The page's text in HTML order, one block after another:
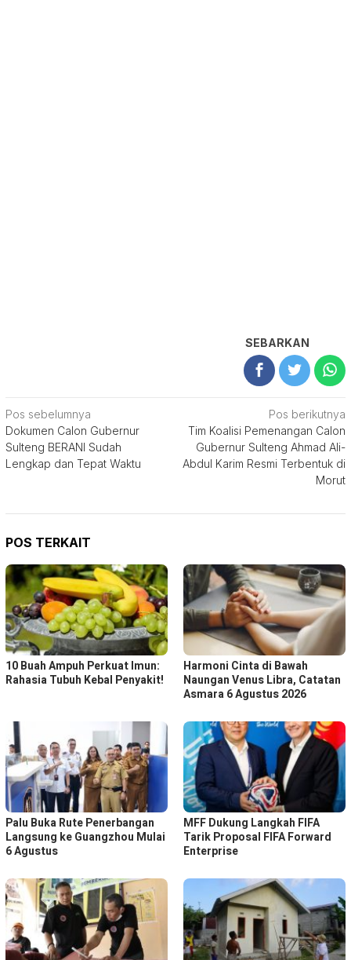
SEBARKAN
Navigasi
pos
Pos sebelumnya
Dokumen Calon Gubernur
Sulteng BERANI Sudah
Lengkap dan Tepat Waktu
Pos berikutnya
Tim Koalisi Pemenangan Calon
Gubernur Sulteng Ahmad Ali-
Abdul Karim Resmi Terbentuk di
Morut
POS TERKAIT
10 Buah Ampuh Perkuat Imun:
Rahasia Tubuh Kebal Penyakit!
Harmoni Cinta di Bawah
Naungan Venus Libra, Catatan
Asmara 6 Agustus 2026
Palu Buka Rute Penerbangan
Langsung ke Guangzhou Mulai
6 Agustus
MFF Dukung Langkah FIFA
Tarik Proposal FIFA Forward
Enterprise